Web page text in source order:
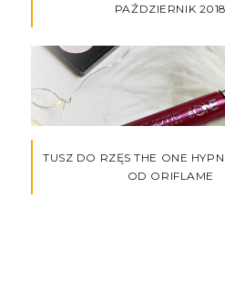
PAŹDZIERNIK 2018
TUSZ DO RZĘS THE ONE
OD ORIFLAME